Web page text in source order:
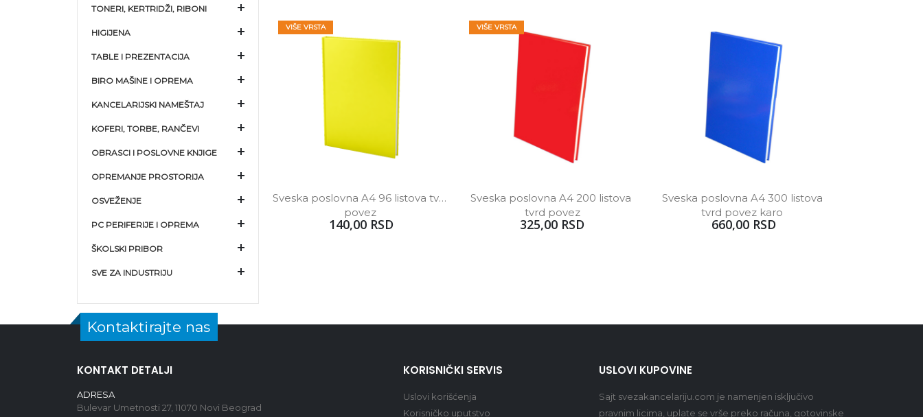
TONERI, KERTRIDŽI, RIBONI
HIGIJENA
TABLE I PREZENTACIJA
BIRO MAŠINE I OPREMA
KANCELARIJSKI NAMEŠTAJ
KOFERI, TORBE, RANČEVI
OBRASCI I POSLOVNE KNJIGE
OPREMANJE PROSTORIJA
OSVEŽENJE
PC PERIFERIJE I OPREMA
ŠKOLSKI PRIBOR
SVE ZA INDUSTRIJU
VIŠE VRSTA
Sveska poslovna A4 96 listova tvrd
povez
140,00 RSD
VIŠE VRSTA
Sveska poslovna A4 200 listova
tvrd povez
325,00 RSD
Sveska poslovna A4 300 listova
tvrd povez karo
660,00 RSD
Kontaktirajte nas
KONTAKT DETALJI
ADRESA
Bulevar Umetnosti 27, 11070 Novi Beograd
KORISNIČKI SERVIS
Uslovi korišćenja
Korisničko uputstvo
USLOVI KUPOVINE
Sajt svezakancelariju.com je namenjen isključivo
pravnim licima, uplate se vrše preko računa, gotovinske